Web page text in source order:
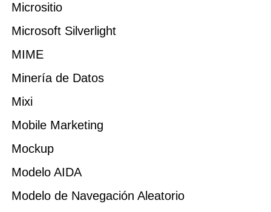
Micrositio
Microsoft Silverlight
MIME
Minería de Datos
Mixi
Mobile Marketing
Mockup
Modelo AIDA
Modelo de Navegación Aleatorio